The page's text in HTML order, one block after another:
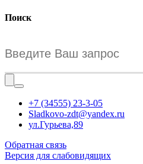
Поиск
+7 (34555) 23-3-05
Sladkovo-zdt@yandex.ru
ул.Гурьева,89
Обратная связь
Версия для слабовидящих